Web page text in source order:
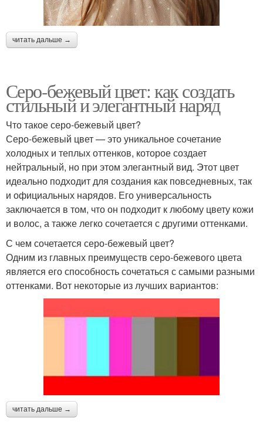
читать дальше →
Серо-бежевый цвет: как создать
стильный и элегантный наряд
Что такое серо-бежевый цвет?
Серо-бежевый цвет — это уникальное сочетание
холодных и теплых оттенков, которое создает
нейтральный, но при этом элегантный вид. Этот цвет
идеально подходит для создания как повседневных, так
и официальных нарядов. Его универсальность
заключается в том, что он подходит к любому цвету кожи
и волос, а также легко сочетается с другими оттенками.
С чем сочетается серо-бежевый цвет?
Одним из главных преимуществ серо-бежевого цвета
является его способность сочетаться с самыми разными
оттенками. Вот некоторые из лучших вариантов:
читать дальше →